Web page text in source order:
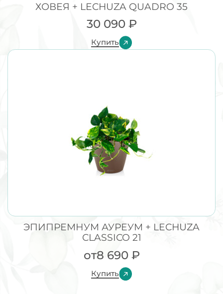
ХОВЕЯ + LECHUZA QUADRO 35
30 090 ₽
Купить
ЭПИПРЕМНУМ АУРЕУМ + LECHUZA
CLASSICO 21
от8 690 ₽
Купить